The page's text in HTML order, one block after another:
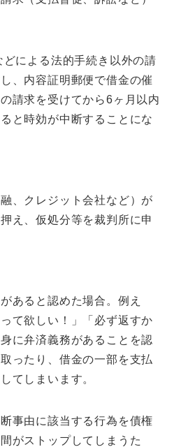
による法的手続き以外の請
、内容証明郵便で借金の催
請求を受けてから6ヶ月以内
と時効が中断することにな
、クレジット会社など）が
え、仮処分等を裁判所に申
あると認めた場合。例え
て欲しい！」「必ず返すか
に弁済義務があることを認
ったり、借金の一部を支払
てしまいます。
事由に該当する行為を債権
がストップしてしまうた